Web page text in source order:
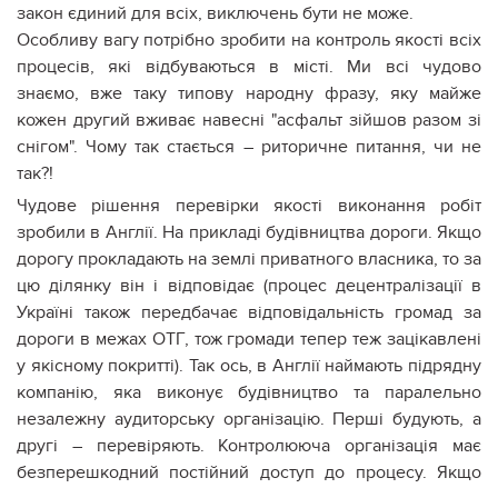
закон єдиний для всіх, виключень бути не може.
Особливу вагу потрібно зробити на контроль якості всіх
процесів, які відбуваються в місті. Ми всі чудово
знаємо, вже таку типову народну фразу, яку майже
кожен другий вживає навесні "асфальт зійшов разом зі
снігом". Чому так стається – риторичне питання, чи не
так?!
Чудове рішення перевірки якості виконання робіт
зробили в Англії. На прикладі будівництва дороги. Якщо
дорогу прокладають на землі приватного власника, то за
цю ділянку він і відповідає (процес децентралізації в
Україні також передбачає відповідальність громад за
дороги в межах ОТГ, тож громади тепер теж зацікавлені
у якісному покритті). Так ось, в Англії наймають підрядну
компанію, яка виконує будівництво та паралельно
незалежну аудиторську організацію. Перші будують, а
другі – перевіряють. Контролююча організація має
безперешкодний постійний доступ до процесу. Якщо